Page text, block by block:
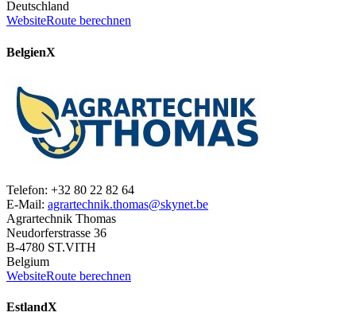
Deutschland
WebsiteRoute berechnen
BelgienX
Telefon: +32 80 22 82 64
E-Mail: agrartechnik.thomas@skynet.be
Agrartechnik Thomas
Neudorferstrasse 36
B-4780 ST.VITH
Belgium
WebsiteRoute berechnen
EstlandX